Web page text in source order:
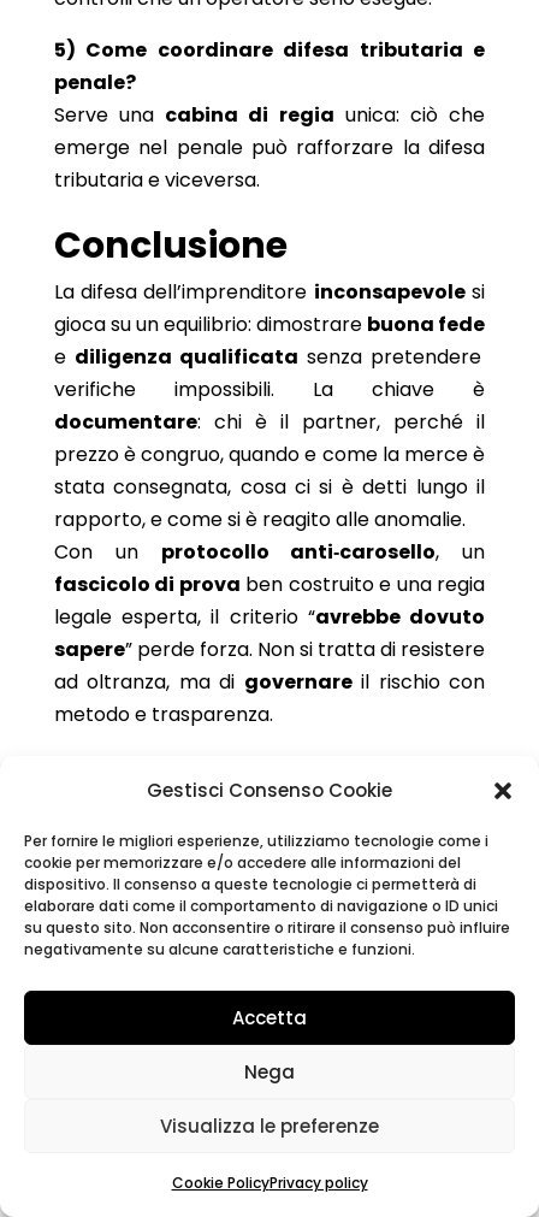
Gestisci Consenso Cookie
Per fornire le migliori esperienze, utilizziamo tecnologie come i
cookie per memorizzare e/o accedere alle informazioni del
dispositivo. Il consenso a queste tecnologie ci permetterà di
elaborare dati come il comportamento di navigazione o ID unici
su questo sito. Non acconsentire o ritirare il consenso può influire
negativamente su alcune caratteristiche e funzioni.
Accetta
Nega
Visualizza le preferenze
Cookie PolicyPrivacy policy
5) Come coordinare difesa tributaria e
penale?
Serve una cabina di regia unica: ciò che
emerge nel penale può rafforzare la difesa
tributaria e viceversa.
Conclusione
La difesa dell’imprenditore inconsapevolesi
gioca su un equilibrio: dimostrare buona fede
e diligenza qualificata senza pretendere
verifiche impossibili. La chiave è
documentare: chi è il partner, perché il
prezzo è congruo, quando e come la merce è
stata consegnata, cosa ci si è detti lungo il
rapporto, e come si è reagito alle anomalie.
Con un protocollo anti‑carosello, un
fascicolo di prova ben costruito e una regia
legale esperta, il criterio “avrebbe dovuto
sapere” perde forza. Non si tratta di resistere
ad oltranza, ma di governareil rischio con
metodo e trasparenza.
Come possiamo
Se temi un coinvolgimento in catene a rischio
o stai affrontando contestazioni sufrodi
carosello, BCFM Tax & Legal può supportarti
con:
su partner e catene di
fornitura (protocollo anti‑carosello).
Set‑up probatorio: costruzione del
corrispondenza, congruità).
contraddittorio.